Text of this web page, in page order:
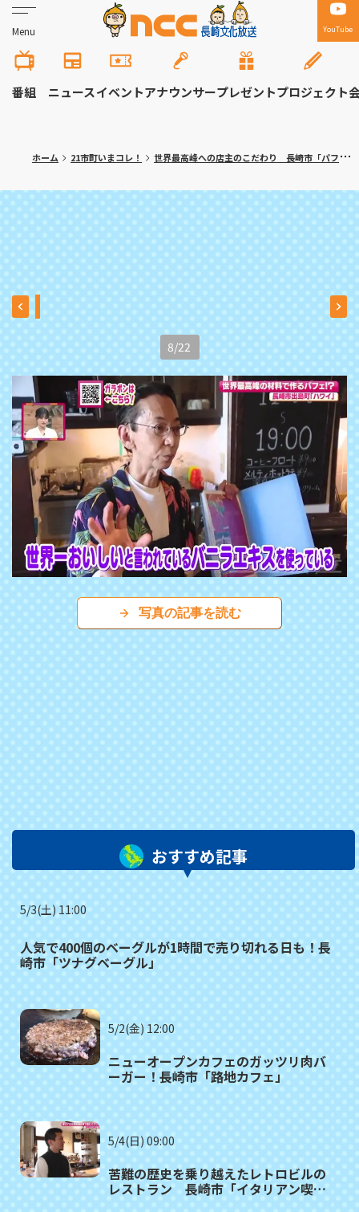
Menu YouTube
番組 ニュースイベントアナウンサープレゼントプロジェクト
ホーム 21市町いまコレ！ 世界最高峰への店主のこだわり 長崎市「パフェとグラタン専門店ハワイ」
8/22
写真の記事を読む
おすすめ記事
5/3(土) 11:00
人気で400個のベーグルが1時間で売り切れる日も！長
崎市「ツナグベーグル」
5/2(金) 12:00
ニューオープンカフェのガッツリ肉バ
ーガー！長崎市「路地カフェ」
5/4(日) 09:00
苦難の歴史を乗り越えたレトロビルの
レストラン 長崎市「イタリアン喫